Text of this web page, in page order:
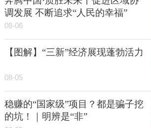
调发展 不断追求“人民的幸福”
08-06
【图解】“三新”经济展现蓬勃活力
08-05
稳赚的“国家级”项目？都是骗子挖
的坑！｜明辨是“非”